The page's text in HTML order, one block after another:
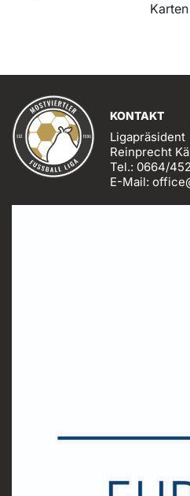
Karten
KONTAKT
Ligapräsident
Reinprecht
Tel.: 0664/
E-Mail: